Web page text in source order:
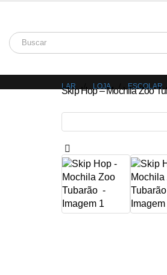
LAR LOJA ESCOLAR
Skip Hop – Mochila Zoo